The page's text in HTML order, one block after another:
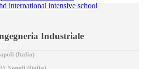
Industriale
(Italia)